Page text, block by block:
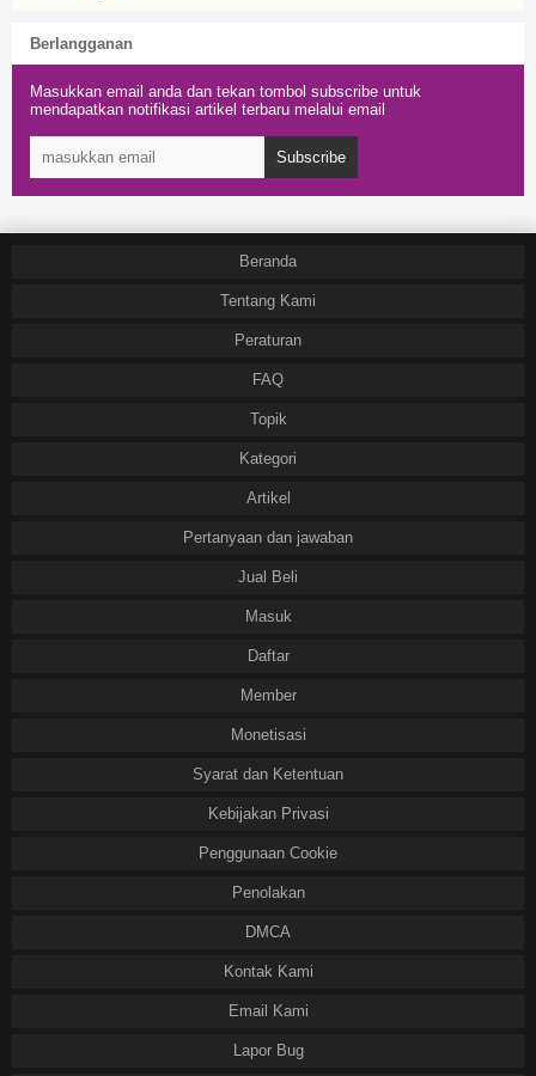
Berlangganan
Masukkan email anda dan tekan tombol subscribe untuk
mendapatkan notifikasi artikel terbaru melalui email
Subscribe
Beranda
Tentang Kami
Peraturan
FAQ
Topik
Kategori
Artikel
Pertanyaan dan jawaban
Jual Beli
Masuk
Daftar
Member
Monetisasi
Syarat dan Ketentuan
Kebijakan Privasi
Penggunaan Cookie
Penolakan
DMCA
Kontak Kami
Email Kami
Lapor Bug